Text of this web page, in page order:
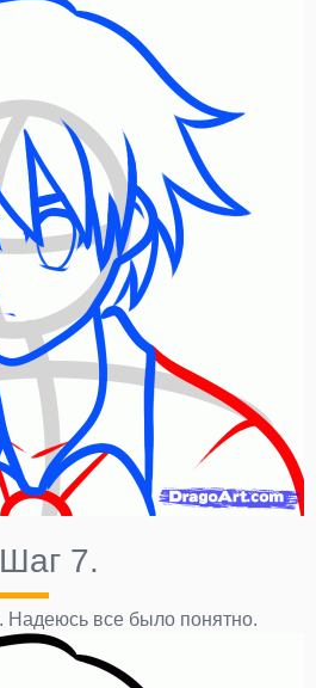
Шаг 7.
Надеюсь все было понятно.